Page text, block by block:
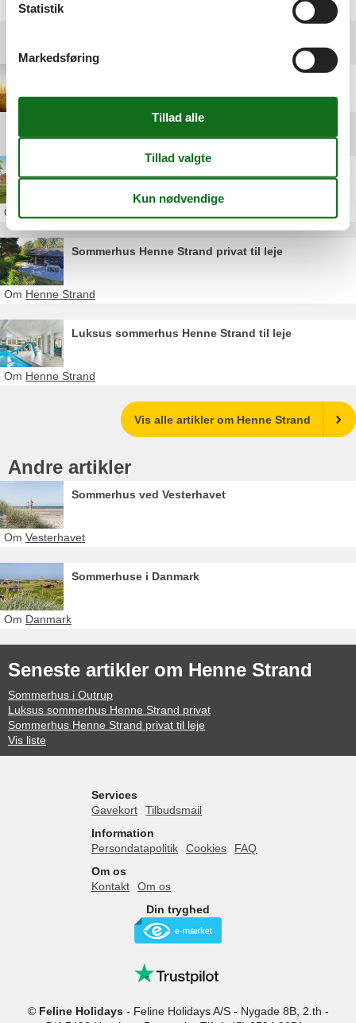
Destinationer under Henne Strand
Andre artikler om Henne Strand
Om
Sommerhus Henne Strand privat til leje
Om Henne Strand
Luksus sommerhus Henne Strand til leje
Om Henne Strand
Vis alle artikler om Henne Strand
Andre artikler
Sommerhus ved Vesterhavet
Om Vesterhavet
Sommerhuse i Danmark
Om Danmark
Seneste artikler om Henne Strand
Sommerhus i Outrup
Luksus sommerhus Henne Strand privat
Sommerhus Henne Strand privat til leje
Vis liste
Services
Gavekort
Tilbudsmail
Information
Persondatapolitik
Cookies
FAQ
Om os
Kontakt
Om os
Din tryghed
© Feline Holidays- Feline Holidays A/S- Nygade 8B, 2.th -
Statistik
Markedsføring